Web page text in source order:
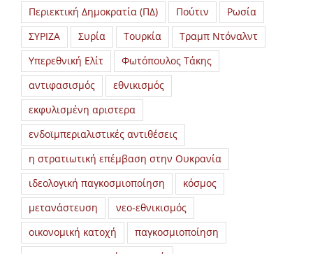
Περιεκτική Δημοκρατία (ΠΔ)
Πούτιν
Ρωσία
ΣΥΡΙΖΑ
Συρία Τουρκία
Τραμπ Ντόναλντ
Υπερεθνική Ελίτ
Φωτόπουλος Τάκης
αντιφασισμός
εθνικισμός
εκφυλισμένη αριστερα
ενδοϊμπεριαλιστικές αντιθέσεις
η στρατιωτική επέμβαση στην Ουκρανία
ιδεολογική παγκοσμιοποίηση
κόσμος
μετανάστευση
νεο-εθνικισμός
οικονομική κατοχή
παγκοσμιοποίηση